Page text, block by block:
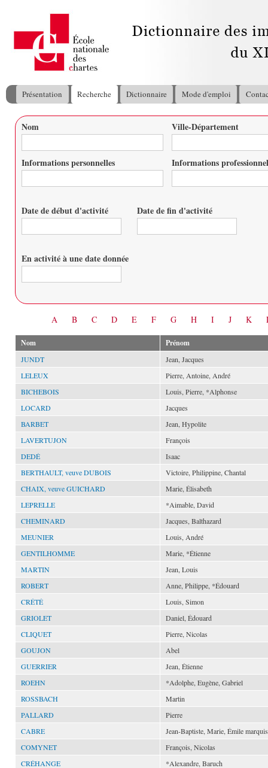
Menu principal
Présentation Recherche Dictionnaire Mode d'emploi
Vous êtes ici
Nom Ville-Département
Informations personnelles Informations
Date de début d'activité Date de fin d'activité
En activité à une date donnée
A B C D E F G H I J K
Nom Prénom
JUNDT
Jean, Jacques
LELEUX
Pierre, Antoine, André
BICHEBOIS
Louis, Pierre, *Alphonse
LOCARD
Jacques
BARBET
Jean, Hypolite
LAVERTUJON
François
DEDÉ
Isaac
BERTHAULT, veuve DUBOIS
Victoire, Philippine, Chantal
CHAIX, veuve GUICHARD
Marie, Élisabeth
LEPRELLE
*Aimable, David
CHEMINARD
Jacques, Balthazard
MEUNIER
Louis, André
GENTILHOMME
Marie, *Étienne
MARTIN
Jean, Louis
ROBERT
Anne, Philippe, *Édouard
CRÉTÉ
Louis, Simon
GRIOLET
Daniel, Édouard
CLIQUET
Pierre, Nicolas
GOUJON
Abel
GUERRIER
Jean, Étienne
ROEHN
*Adolphe, Eugène, Gabriel
ROSSBACH
Martin
PALLARD
Pierre
CABRE
Jean-Baptiste, Marie, Émile
COMYNET
François, Nicolas
CRÉHANGE
*Alexandre, Baruch